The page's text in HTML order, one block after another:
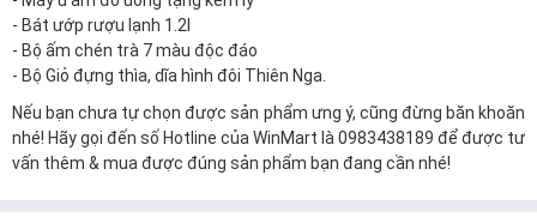
- Bát ướp rượu lạnh 1.2l
- Bộ ấm chén trà 7 màu độc đáo
- Bộ Giỏ đựng thìa, dĩa hình đôi Thiên Nga
Nếu bạn chưa tự chọn được sản phẩm ưng ý, cũng đừng băn khoăn
nhé! Hãy gọi đến số Hotline của WinMart là 0983438189 để được tư
vấn thêm & mua được đúng sản phẩm bạn đang cần nhé!